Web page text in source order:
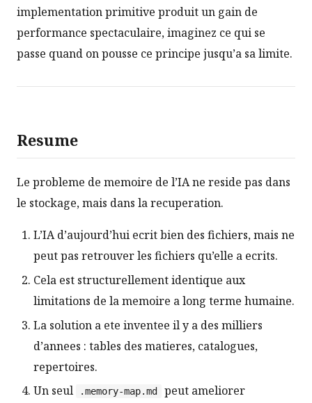
implementation primitive produit un gain de
performance spectaculaire, imaginez ce qui se
passe quand on pousse ce principe jusqu’a sa limite.
Resume
Le probleme de memoire de l’IA ne reside pas dans
le stockage, mais dans la recuperation.
L’IA d’aujourd’hui ecrit bien des fichiers, mais ne
peut pas retrouver les fichiers qu’elle a ecrits.
Cela est structurellement identique aux
limitations de la memoire a long terme humaine.
La solution a ete inventee il y a des milliers
d’annees : tables des matieres, catalogues,
repertoires.
Un seul
.memory-map.md
peut ameliorer